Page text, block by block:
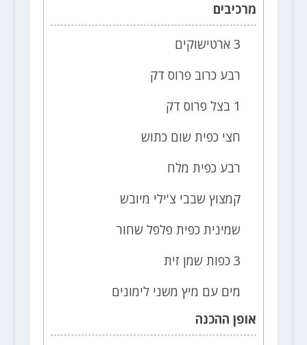
מרכיבים
3 ארטישוקים
רבע כרוב פרוס דק
1 בצל פרוס דק
חצי כפית שום כתוש
רבע כפית מלח
קמצוץ שבבי צ'ילי מיובש
שמינית כפית פלפל שחור
3 כפות שמן זית
מים עם מיץ משני לימונים
אופן ההכנה